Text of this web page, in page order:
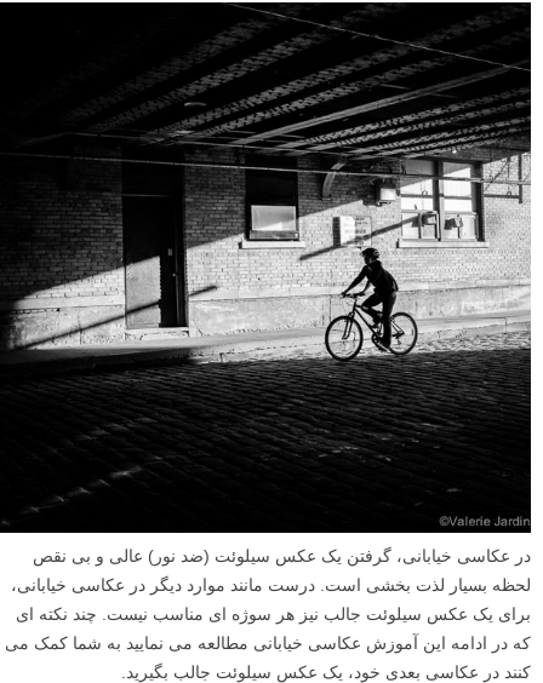
در عکاسی خیابانی، گرفتن یک عکس سیلوئت (ضد نور) عالی و بی نقص
لحظه بسیار لذت بخشی است. درست مانند موارد دیگر در عکاسی خیابانی،
برای یک عکس سیلوئت جالب نیز هر سوژه ای مناسب نیست. چند نکته ای
که در ادامه این آموزش عکاسی خیابانی مطالعه می نمایید به شما کمک می
کنند در عکاسی بعدی خود، یک عکس سیلوئت جالب بگیرید.